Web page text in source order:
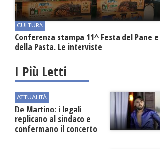
CULTURA
Conferenza stampa 11^ Festa del Pane e
della Pasta. Le interviste
I Più Letti
ATTUALITÀ
De Martino: i legali
replicano al sindaco e
confermano il concerto